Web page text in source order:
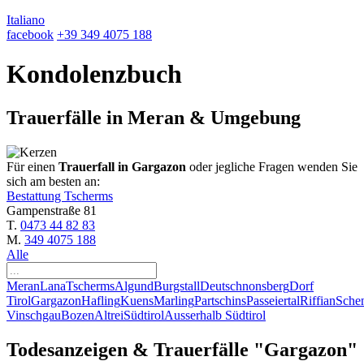
Italiano
facebook +39 349 4075 188
Kondolenzbuch
Trauerfälle in Meran & Umgebung
Für einen Trauerfall in Gargazon oder jegliche Fragen wenden Sie
sich am besten an:
Bestattung Tscherms
Gampenstraße 81
T. 0473 44 82 83
M. 349 4075 188
Alle
MeranLanaTschermsAlgundBurgstallDeutschnonsbergDorf
TirolGargazonHaflingKuensMarlingPartschinsPasseiertalRiffian
VinschgauBozenAltreiSüdtirolAusserhalb Südtirol
Todesanzeigen & Trauerfälle "Gargazon"